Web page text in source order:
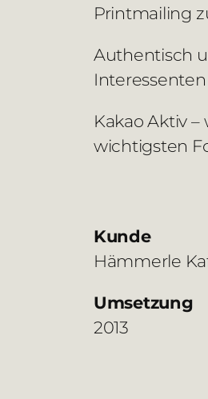
Printmailing
Authentisch
Kakao Aktiv
wichtigsten
Kunde
Hämmerle
Umsetzung
2013